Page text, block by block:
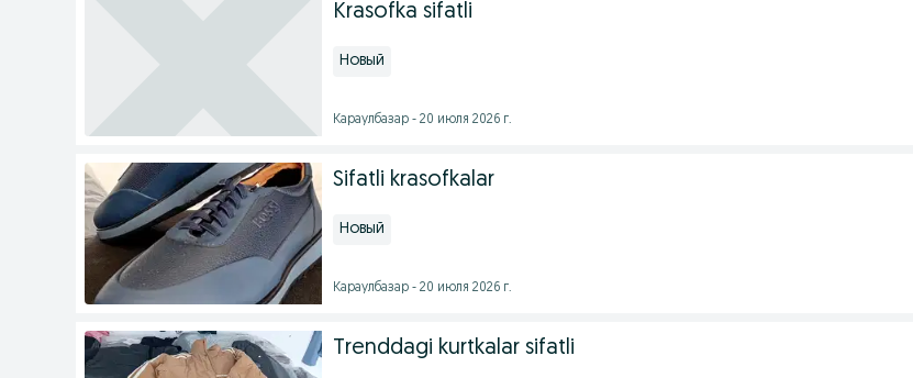
Krasofka sifatli
Новый
Караулбазар - 20 июля 2026 г.
Sifatli krasofkalar
Новый
Караулбазар - 20 июля 2026 г.
Trenddagi kurtkalar sifatli